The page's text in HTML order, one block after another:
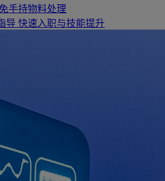
免手持物料处理
导 快速入职与技能提升